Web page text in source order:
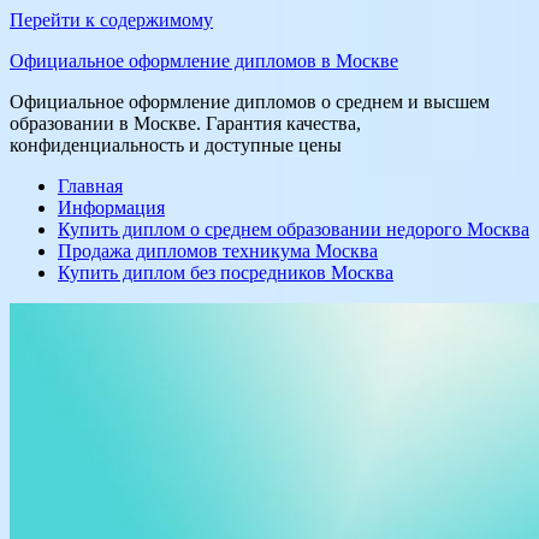
Перейти к содержимому
Официальное оформление дипломов в Москве
Официальное оформление дипломов о среднем и высшем
образовании в Москве. Гарантия качества,
конфиденциальность и доступные цены
Главная
Информация
Купить диплом о среднем образовании недорого Москва
Продажа дипломов техникума Москва
Купить диплом без посредников Москва